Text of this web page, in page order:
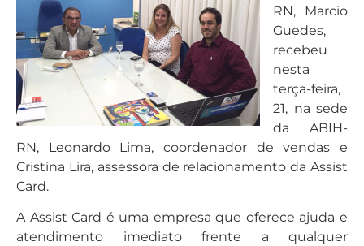
RN, Marcio
Guedes,
recebeu
nesta
terça-feira,
21, na sede
da ABIH-
RN, Leonardo Lima, coordenador de vendas e
Cristina Lira, assessora de relacionamento da Assist
Card.
A Assist Card é uma empresa que oferece ajuda e
atendimento imediato frente a qualquer